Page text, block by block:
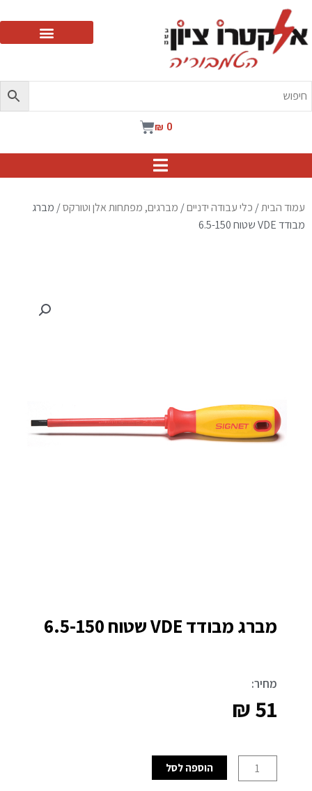
₪ 0
עגלת
עמוד הבית/ כלי עבודה ידניים/ מברגים, מפתחות אלן וטורקס/ מברג
מבודד VDE שטוח 6.5-150
מברג מבודד VDE שטוח 6.5-150
מחיר:
₪51
של
הוספה לסל